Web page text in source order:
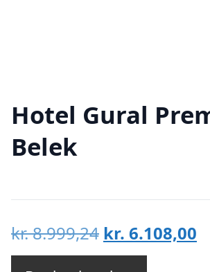
Hotel Gural
Belek
kr.8.999,24 Den
oprindelige
kr. 6.108,00